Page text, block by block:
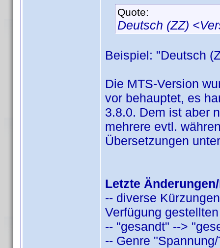
Quote:
Deutsch (ZZ)
Beispiel: "Deutsch
Die MTS-Version
vor behauptet, es
3.8.0. Dem ist aber
mehrere evtl.
Übersetzungen
Letzte
-- diverse
Verfügung
-- "gesandt" -->
-- Genre